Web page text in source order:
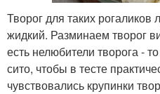
Творог для таких
жидкий. Разминаем творог
есть нелюбители творога -
сито, чтобы в тесте
чувствовались крупинки